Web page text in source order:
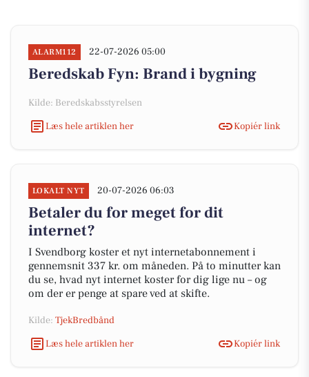
ALARM112 22-07-2026 05:00
Beredskab Fyn: Brand i bygning
Kilde: Beredskabsstyrelsen
Læs hele artiklen her
Kopiér link
LOKALT NYT 20-07-2026 06:03
Betaler du for meget for dit
internet?
I Svendborg koster et nyt internetabonnement i
gennemsnit 337 kr. om måneden. På to minutter kan
du se, hvad nyt internet koster for dig lige nu – og
om der er penge at spare ved at skifte.
Kilde: TjekBredbånd
Læs hele artiklen her
Kopiér link